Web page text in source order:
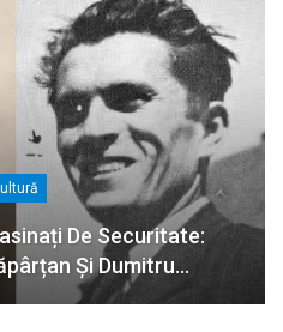
De Securitate:
Și Dumitru…